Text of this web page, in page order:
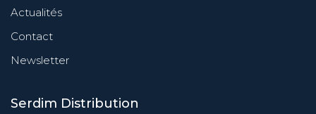
Actualités
Contact
Newsletter
Serdim Distribution